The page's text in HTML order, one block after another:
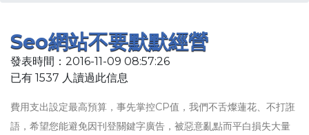
Seo網站不要默默經營
發表時間：2016-11-09 08:57:26
已有 1537 人讀過此信息
費用支出設定最高預算，事先掌控CP值，我們不舌燦蓮花、不打誑
語，希望您能避免因刊登關鍵字廣告，被惡意亂點而平白損失大量